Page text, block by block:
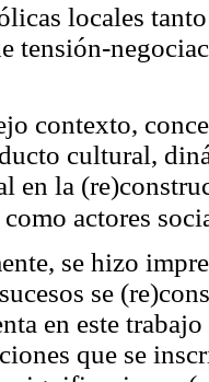
locales
tensión-
contexto,
cultural,
en la
actores
se hizo
se
en este
que se